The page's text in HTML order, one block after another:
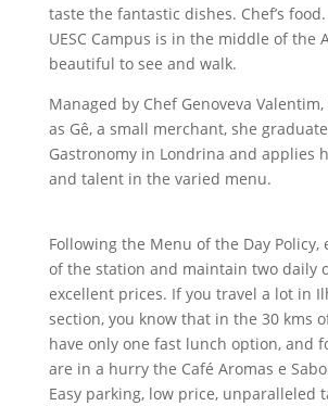
taste the fantastic dishes. Chef’s
UESC Campus is in the middle of the
beautiful to see and walk.
Managed by Chef Genoveva
as Gê, a small merchant, she
Gastronomy in Londrina and applies
and talent in the varied menu.
Following the Menu of the Day Policy,
of the station and maintain two daily
excellent prices. If you travel a lot in
section, you know that in the 30 kms
have only one fast lunch option, and
are in a hurry the Café Aromas e
Easy parking, low price, unparalleled